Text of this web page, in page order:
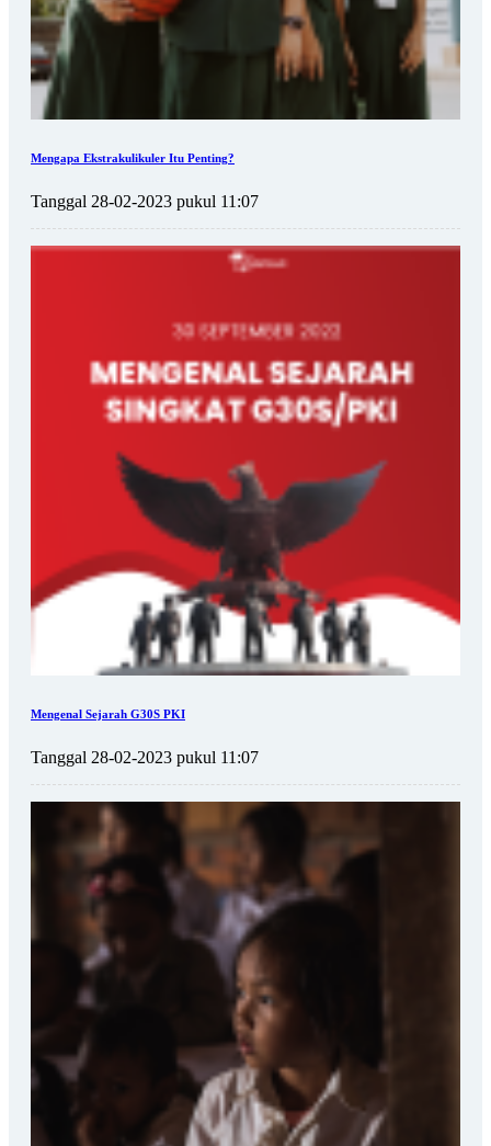
Mengapa Ekstrakulikuler Itu Penting?
Tanggal 28-02-2023 pukul 11:07
Mengenal Sejarah G30S PKI
Tanggal 28-02-2023 pukul 11:07